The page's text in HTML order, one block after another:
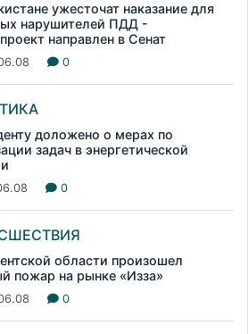
ужесточат наказание для
нарушителей ПДД -
направлен в Сенат
0
доложено о мерах по
задач в энергетической
0
области произошел
пожар на рынке «Изза»
0